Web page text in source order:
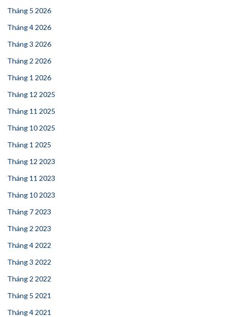
Tháng 5 2026
Tháng 4 2026
Tháng 3 2026
Tháng 2 2026
Tháng 1 2026
Tháng 12 2025
Tháng 11 2025
Tháng 10 2025
Tháng 1 2025
Tháng 12 2023
Tháng 11 2023
Tháng 10 2023
Tháng 7 2023
Tháng 2 2023
Tháng 4 2022
Tháng 3 2022
Tháng 2 2022
Tháng 5 2021
Tháng 4 2021